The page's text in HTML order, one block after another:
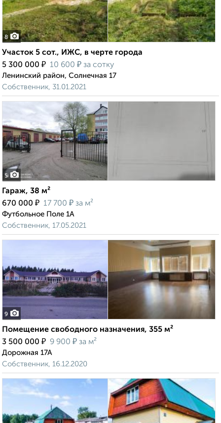
8
Участок 5 сот., ИЖС, в черте города
5 300 000 ₽ 10 600 ₽ за сотку
Ленинский район, Солнечная 17
Собственник, 31.01.2021
5
Гараж, 38 м²
670 000 ₽ 17 700 ₽ за м²
Футбольное Поле 1А
Собственник, 17.05.2021
9
Помещение свободного назначения, 355 м²
3 500 000 ₽ 9 900 ₽ за м²
Дорожная 17А
Собственник, 16.12.2020